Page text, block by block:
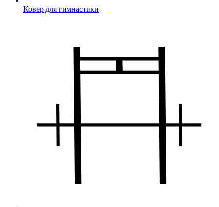
Ковер для гимнастики